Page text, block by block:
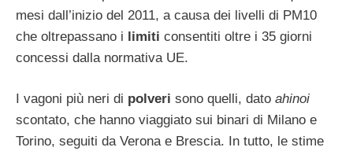
mesi dall’inizio del 2011, a causa dei livelli di PM10
che oltrepassano i limiti consentiti oltre i 35 giorni
concessi dalla normativa UE.
I vagoni più neri di polveri sono quelli, dato ahinoi
scontato, che hanno viaggiato sui binari di Milano e
Torino, seguiti da Verona e Brescia. In tutto, le stime